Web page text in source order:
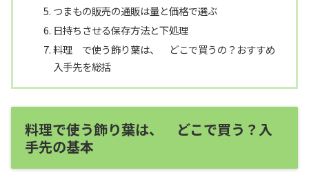
つまもの販売の通販は量と価格で選ぶ
日持ちさせる保存方法と下処理
料理 で使う飾り葉は、 どこで買うの？おすすめ
入手先を総括
料理で使う飾り葉は、 どこで買う？入
手先の基本